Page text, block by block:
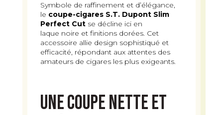
Symbole de raffinement et d’élégance,
le coupe-cigares S.T. Dupont Slim
Perfect Cutse décline ici en
laque noire et finitions dorées. Cet
accessoire allie design sophistiqué et
efficacité, répondant aux attentes des
amateurs de cigares les plus exigeants.
Une coupe nette et